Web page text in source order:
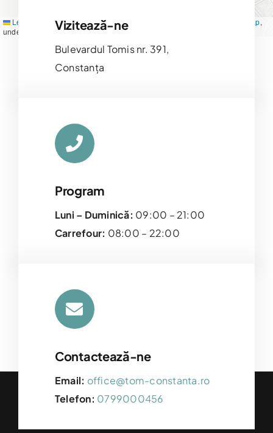
Leaflet Map tiles byCARTO , under OpenStreetMap,
under ODbL.
Vizitează-ne
Bulevardul Tomis nr. 391,
Constanța
Program
Luni – Duminică: 09:00 – 21:00
Carrefour: 08:00 – 22:00
Contactează-ne
Email: office@tom-constanta.ro
Telefon: 0799000456